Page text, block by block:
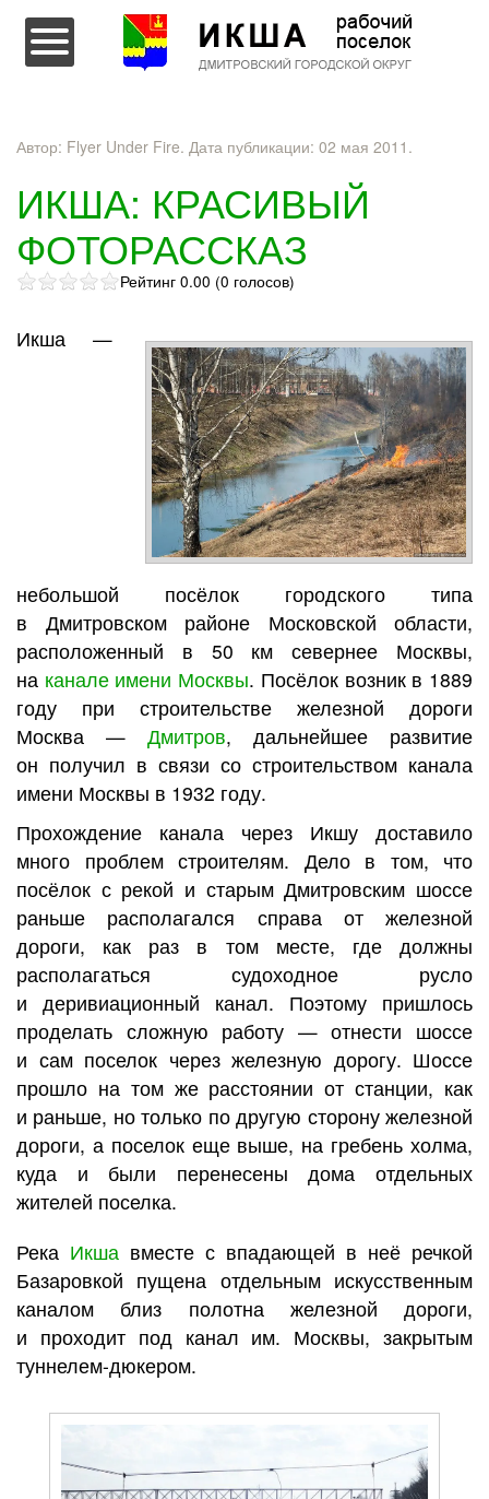
Перейти к содержимому
Автор: Flyer Under Fire. Дата публикации: 02 мая 2011 .
ИКША: КРАСИВЫЙ
ФОТОРАССКАЗ
Рейтинг 0.00 (0 голосов)
Икша —
небольшой посёлок городского типа
в Дмитровском районе Московской области,
расположенный в 50 км севернее Москвы,
на канале имени Москвы. Посёлок возник в 1889
году при строительстве железной дороги
Москва — Дмитров, дальнейшее развитие
он получил в связи со строительством канала
имени Москвы в 1932 году.
Прохождение канала через Икшу доставило
много проблем строителям. Дело в том, что
посёлок с рекой и старым Дмитровским шоссе
раньше располагался справа от железной
дороги, как раз в том месте, где должны
располагаться судоходное русло
и деривиационный канал. Поэтому пришлось
проделать сложную работу — отнести шоссе
и сам поселок через железную дорогу. Шоссе
прошло на том же расстоянии от станции, как
и раньше, но только по другую сторону железной
дороги, а поселок еще выше, на гребень холма,
куда и были перенесены дома отдельных
жителей поселка.
Река Икша вместе с впадающей в неё речкой
Базаровкой пущена отдельным искусственным
каналом близ полотна железной дороги,
и проходит под канал им. Москвы, закрытым
туннелем-дюкером.